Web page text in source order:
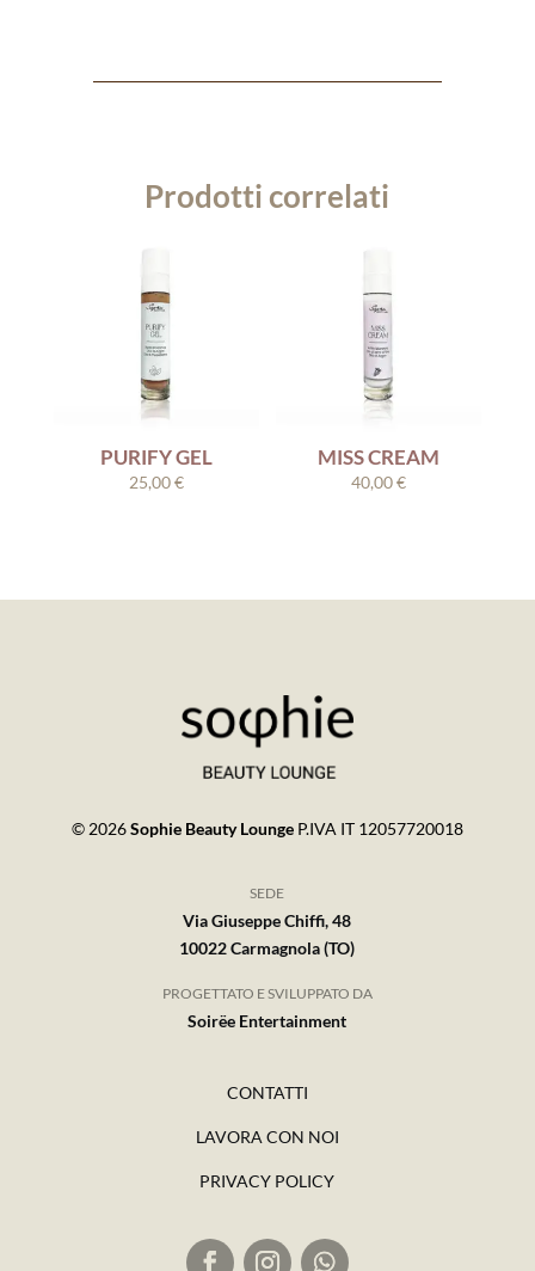
Prodotti correlati
PURIFY GEL
25,00€
MISS CREAM
40,00€
© 2026Sophie Beauty LoungeP.IVA IT 12057720018
SEDE
Via Giuseppe Chiffi, 48
10022 Carmagnola (TO)
PROGETTATO E SVILUPPATO DA
Soirëe Entertainment
CONTATTI
LAVORA CON NOI
PRIVACY POLICY